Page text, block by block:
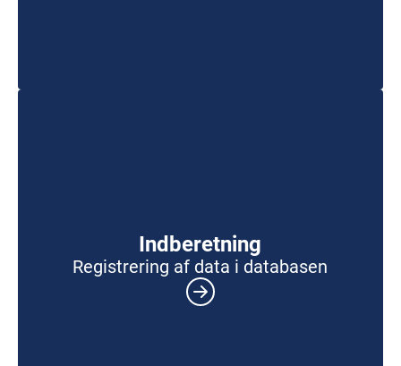
Indberetning
Registrering af data i databasen